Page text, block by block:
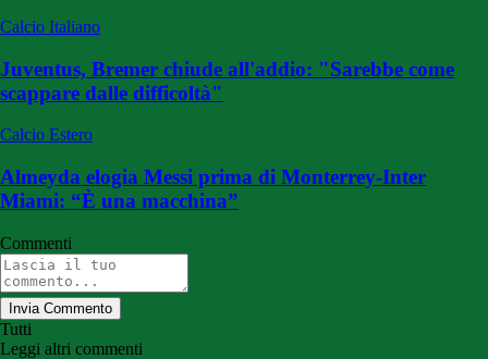
Calcio Italiano
Juventus, Bremer chiude all'addio: "Sarebbe come
scappare dalle difficoltà"
Calcio Estero
Almeyda elogia Messi prima di Monterrey-Inter
Miami: “È una macchina”
Commenti
Invia Commento
Tutti
Leggi altri commenti